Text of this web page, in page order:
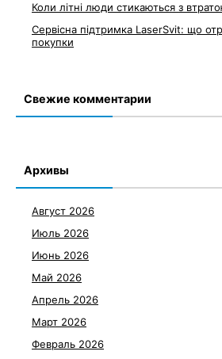
Коли літні люди стикаються з
Сервісна підтримка LaserSvit: що
покупки
Свежие комментарии
Архивы
Август 2026
Июль 2026
Июнь 2026
Май 2026
Апрель 2026
Март 2026
Февраль 2026